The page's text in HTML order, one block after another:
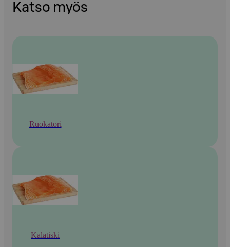
Katso myös
Ruokatori
Kalatiski